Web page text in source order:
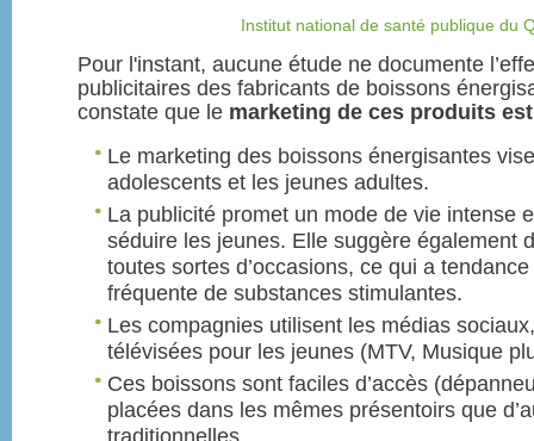
Institut national de santé publique du
Pour l'instant, aucune étude ne documente
publicitaires des fabricants de boissons
constate que le marketing de ces produits
Le marketing des boissons énergisantes
adolescents et les jeunes adultes.
La publicité promet un mode de vie intense
séduire les jeunes. Elle suggère également
toutes sortes d’occasions, ce qui a
fréquente de substances stimulantes.
Les compagnies utilisent les médias
télévisées pour les jeunes (MTV, Musique
Ces boissons sont faciles d’accès
placées dans les mêmes présentoirs que